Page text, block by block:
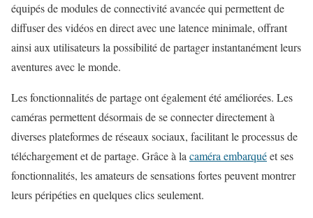
équipés de modules de connectivité avancée qui permettent de
diffuser des vidéos en direct avec une latence minimale, offrant
ainsi aux utilisateurs la possibilité de partager instantanément leurs
aventures avec le monde.
Les fonctionnalités de partage ont également été améliorées. Les
caméras permettent désormais de se connecter directement à
diverses plateformes de réseaux sociaux, facilitant le processus de
téléchargement et de partage. Grâce à la caméra embarquéet ses
fonctionnalités, les amateurs de sensations fortes peuvent montrer
leurs péripéties en quelques clics seulement.